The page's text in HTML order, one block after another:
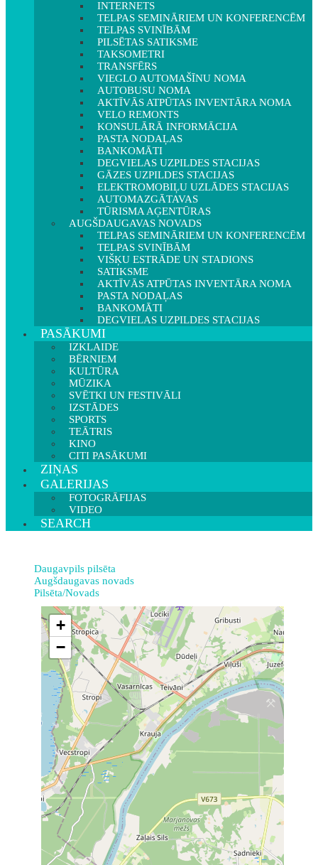
INTERNETS
TELPAS SEMINĀRIEM UN KONFERENCĒM
TELPAS SVINĪBĀM
PILSĒTAS SATIKSME
TAKSOMETRI
TRANSFĒRS
VIEGLO AUTOMAŠĪNU NOMA
AUTOBUSU NOMA
AKTĪVĀS ATPŪTAS INVENTĀRA NOMA
VELO REMONTS
KONSULĀRĀ INFORMĀCIJA
PASTA NODAĻAS
BANKOMĀTI
DEGVIELAS UZPILDES STACIJAS
GĀZES UZPILDES STACIJAS
ELEKTROMOBIĻU UZLĀDES STACIJAS
AUTOMAZGĀTAVAS
TŪRISMA AĢENTŪRAS
AUGŠDAUGAVAS NOVADS
TELPAS SEMINĀRIEM UN KONFERENCĒM
TELPAS SVINĪBĀM
VIŠĶU ESTRĀDE UN STADIONS
SATIKSME
AKTĪVĀS ATPŪTAS INVENTĀRA NOMA
PASTA NODAĻAS
BANKOMĀTI
DEGVIELAS UZPILDES STACIJAS
PASĀKUMI
IZKLAIDE
BĒRNIEM
KULTŪRA
MŪZIKA
SVĒTKI UN FESTIVĀLI
IZSTĀDES
SPORTS
TEĀTRIS
KINO
CITI PASĀKUMI
ZIŅAS
GALERIJAS
FOTOGRĀFIJAS
VIDEO
SEARCH
Daugavpils pilsēta
Augšdaugavas novads
Pilsēta/Novads
+
−